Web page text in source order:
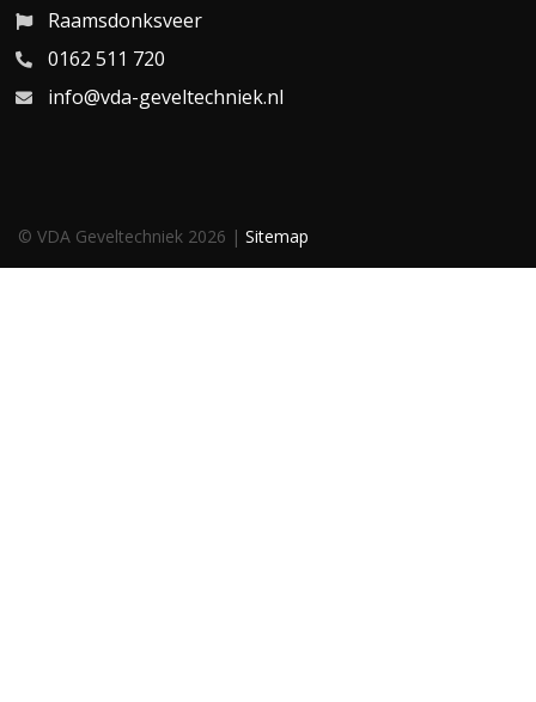
Raamsdonksveer
0162 511 720
info@vda-geveltechniek.nl
© VDA Geveltechniek 2026 | Sitemap